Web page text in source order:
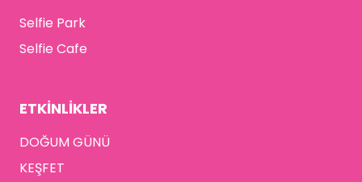
Selfie Park
Selfie Cafe
ETKİNLİKLER
DOĞUM GÜNÜ
KEŞFET